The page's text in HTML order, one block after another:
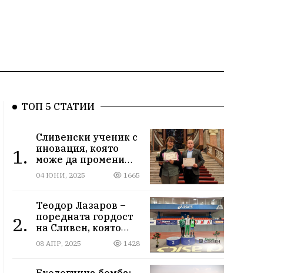
ТОП 5 СТАТИИ
1.
Сливенски ученик с
иновация, която
може да промени
света!
04 ЮНИ, 2025 1665
2.
Теодор Лазаров –
поредната гордост
на Сливен, която
лети към бъдещето
08 АПР, 2025 1428